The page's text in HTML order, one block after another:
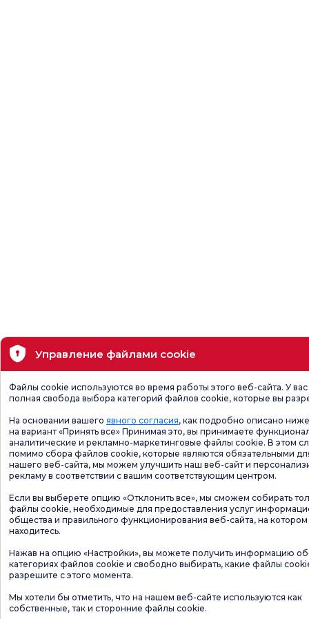
Управление файлами cookie
Файлы cookie используются во время работы этого веб-сайта. У вас
полная свобода выбора категорий файлов cookie, которые вы
На основании вашего явного согласия, как подробно описано
на вариант «Принять все» Принимая это, вы принимаете
аналитические и рекламно-маркетинговые файлы cookie. В этом
помимо сбора файлов cookie, которые являются обязательными
нашего веб-сайта, мы можем улучшить наш веб-сайт и
рекламу в соответствии с вашим соответствующим центром.
Если вы выберете опцию «Отклонить все», мы сможем собирать
файлы cookie, необходимые для предоставления услуг
общества и правильного функционирования веб-сайта, на
находитесь.
Нажав на опцию «Настройки», вы можете получить информацию
категориях файлов cookie и свободно выбирать, какие файлы
разрешите с этого момента.
Мы хотели бы отметить, что на нашем веб-сайте используются как
собственные, так и сторонние файлы cookie.